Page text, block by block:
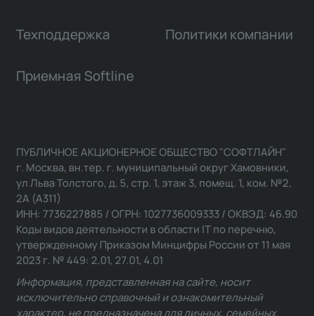
Техподдержка Политики компании
Приемная Softline
ПУБЛИЧНОЕ АКЦИОНЕРНОЕ ОБЩЕСТВО "СОФТЛАЙН"
г. Москва, вн.тер. г. муниципальный округ Хамовники,
ул Льва Толстого, д. 5, стр. 1, этаж 3, помещ. 1, ком. №2,
2А (А311)
ИНН: 7736227885 / ОГРН: 1027736009333 / ОКВЭД: 46.90
Коды видов деятельности в области IT по перечню,
утвержденному Приказом Минцифры России от 11 мая
2023 г. № 449: 2.01, 27.01, 4.01
Информация, представленная на сайте, носит
исключительно справочный и ознакомительный
характер, не предназначена для личных, семейных,